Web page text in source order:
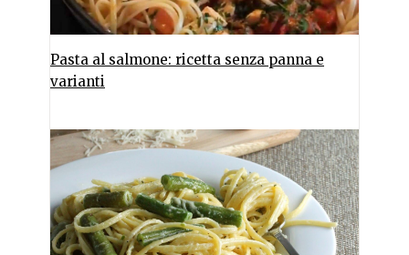
Pasta al salmone: ricetta senza panna e
varianti